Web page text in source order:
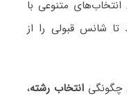
متنوعی با
تا شانس قبولی را از
چگونگی انتخاب رشته،